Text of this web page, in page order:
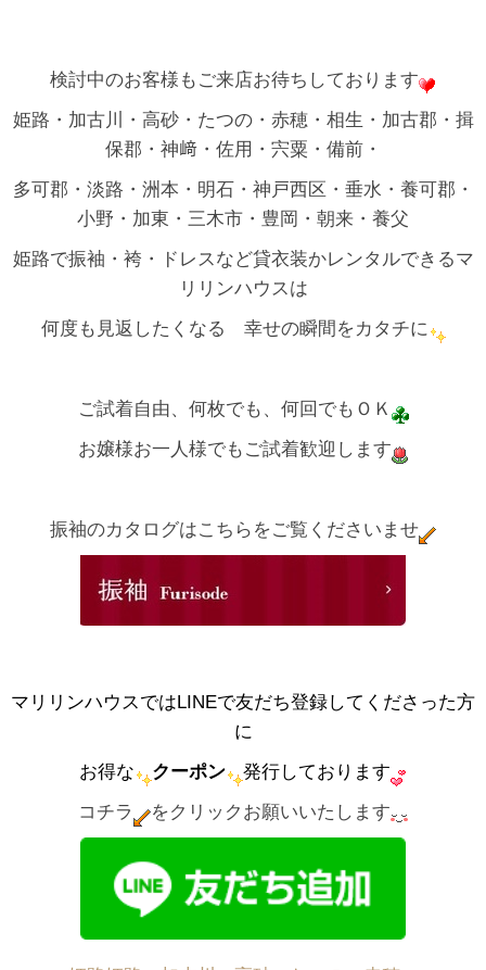
検討中のお客様もご来店お待ちしております
姫路・加古川・高砂・たつの・赤穂・相生・加古郡・揖
保郡・神﨑・佐用・宍粟・備前・
多可郡・淡路・洲本・明石・神戸西区・垂水・養可郡・
小野・加東・三木市・豊岡・朝来・養父
姫路で振袖・袴・ドレスなど貸衣装かレンタルできるマ
リリンハウスは
何度も見返したくなる 幸せの瞬間をカタチに
ご試着自由、何枚でも、何回でもＯＫ
お嬢様お一人様でもご試着歓迎します
振袖のカタログはこちらをご覧くださいませ
マリリンハウスではLINEで友だち登録してくださった方
に
お得な
クーポン
発行しております
コチラ
をクリックお願いいたします